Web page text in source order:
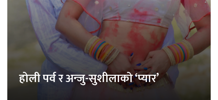
होली पर्व र अन्जु-सुशीलाको ‘प्यार’